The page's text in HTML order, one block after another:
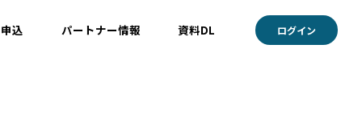
込 パートナー情報 資料DL ログイン